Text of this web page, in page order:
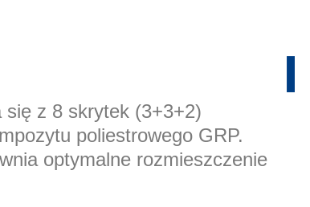
się z 8 skrytek (3+3+2)
poliestrowego GRP.
optymalne rozmieszczenie